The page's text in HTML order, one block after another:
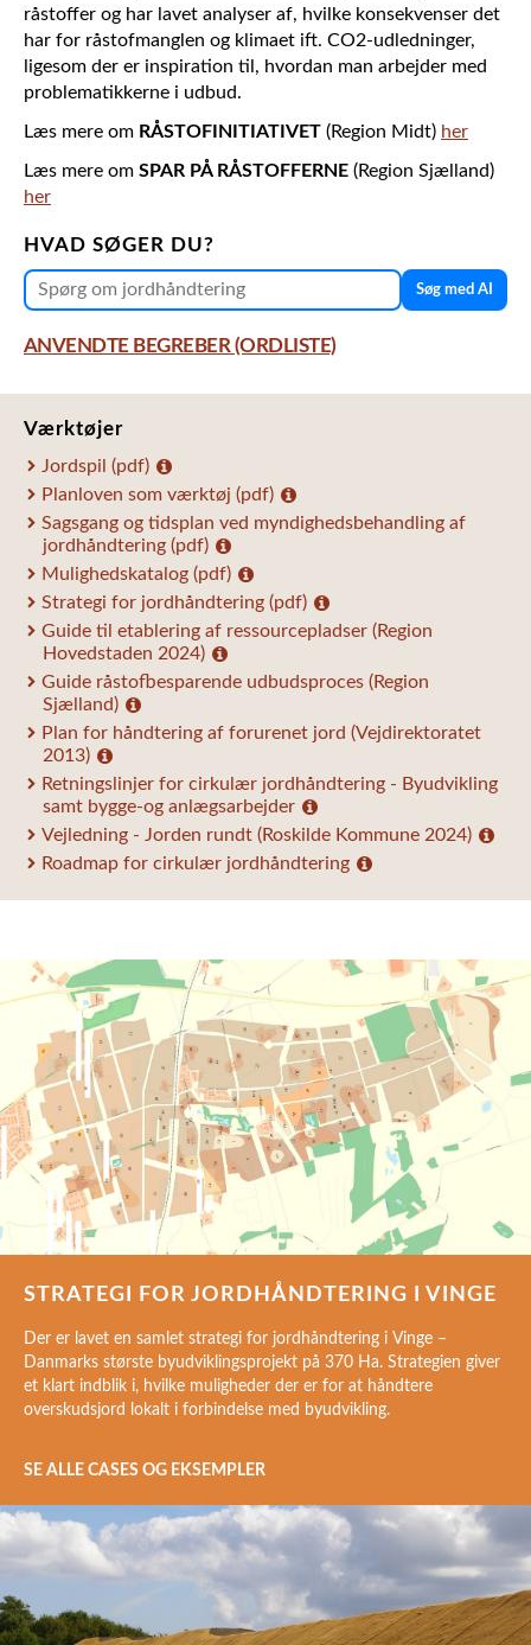
råstoffer og har lavet analyser af, hvilke konsekvenser det
har for råstofmanglen og klimaet ift. CO2-udledninger,
ligesom der er inspiration til, hvordan man arbejder med
problematikkerne i udbud.
Læs mere om RÅSTOFINITIATIVET (Region Midt) her
Læs mere om SPAR PÅ RÅSTOFFERNE (Region Sjælland)
her
HVAD SØGER DU?
Søg med AI
ANVENDTE BEGREBER (ORDLISTE)
Værktøjer
Jordspil (pdf)
Planloven som værktøj (pdf)
Sagsgang og tidsplan ved myndighedsbehandling af
jordhåndtering (pdf)
Mulighedskatalog (pdf)
Strategi for jordhåndtering (pdf)
Guide til etablering af ressourcepladser (Region
Hovedstaden 2024)
Guide råstofbesparende udbudsproces (Region
Sjælland)
Plan for håndtering af forurenet jord (Vejdirektoratet
2013)
Retningslinjer for cirkulær jordhåndtering - Byudvikling
samt bygge-og anlægsarbejder
Vejledning - Jorden rundt (Roskilde Kommune 2024)
Roadmap for cirkulær jordhåndtering
STRATEGI FOR JORDHÅNDTERING I VINGE
Der er lavet en samlet strategi for jordhåndtering i Vinge –
Danmarks største byudviklingsprojekt på 370 Ha. Strategien giver
et klart indblik i, hvilke muligheder der er for at håndtere
overskudsjord lokalt i forbindelse med byudvikling.
SE ALLE CASES OG EKSEMPLER